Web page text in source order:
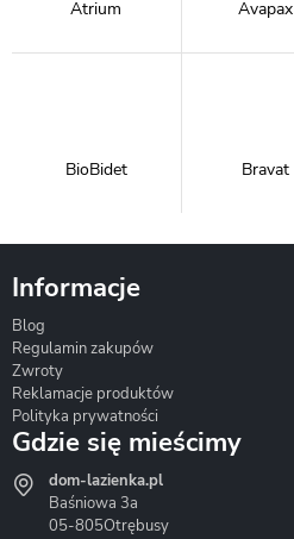
Atrium Avapax
BioBidet Bravat
Hydrostop
Informacje
Blog
Regulamin zakupów
Zwroty
Reklamacje produktów
Polityka prywatności
Gdzie się mieścimy
dom-lazienka.pl
Baśniowa 3a
05-805Otrębusy